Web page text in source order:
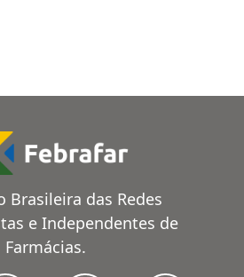
Brasileira das Redes
e Independentes de
Farmácias.